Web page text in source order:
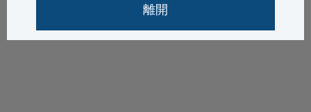
於子基金的投資可能蒙受損失，概不保證償付本金。
子基金或涉及一般投資及市場風險、託管風險、交割
風險、股票投資風險、股票巿場的監管風險、波動性
離開